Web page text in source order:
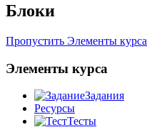
Блоки
Пропустить Элементы курса
Элементы курса
Задания
Ресурсы
Тесты